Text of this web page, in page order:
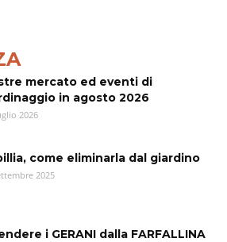
mercato ed eventi di
in agosto 2026
2026
come eliminarla dal giardino
2025
i GERANI dalla FARFALLINA